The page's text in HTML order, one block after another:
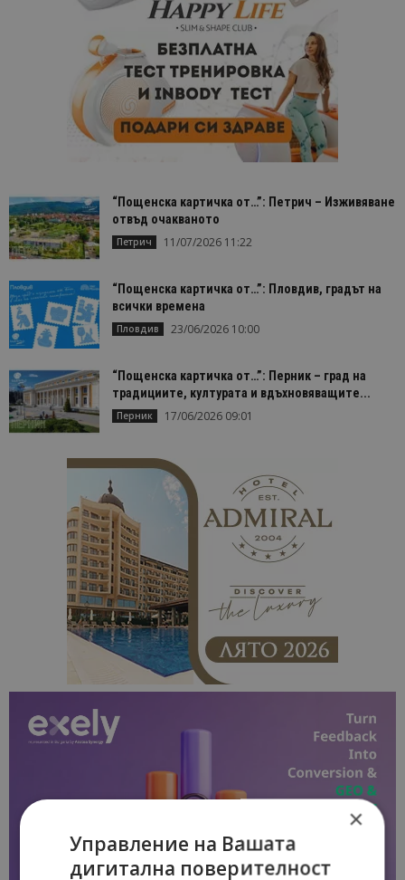
“Пощенска картичка от…”: Петрич – Изживяване
отвъд очакваното
Петрич 11/07/2026 11:22
“Пощенска картичка от…”: Пловдив, градът на
всички времена
Пловдив 23/06/2026 10:00
“Пощенска картичка от…”: Перник – град на
традициите, културата и вдъхновяващите...
Перник 17/06/2026 09:01
×
Управление на Вашата
дигитална поверителност